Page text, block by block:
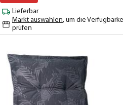
Lieferbar
Markt auswählen, um die
prüfen